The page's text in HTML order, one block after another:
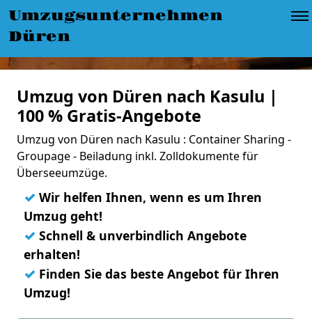
Umzugsunternehmen
Düren
Umzug von Düren nach Kasulu |
100 % Gratis-Angebote
Umzug von Düren nach Kasulu : Container Sharing -
Groupage - Beiladung inkl. Zolldokumente für
Überseeumzüge.
✓ Wir helfen Ihnen, wenn es um Ihren
Umzug geht!
✓ Schnell & unverbindlich Angebote
erhalten!
✓ Finden Sie das beste Angebot für Ihren
Umzug!